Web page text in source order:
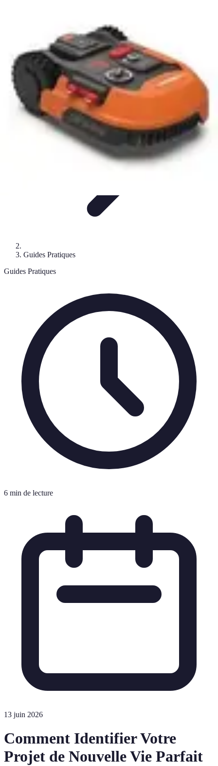
Projets Nouvelle Vie
Guides Pratiques
Guides Pratiques
6 min de lecture
13 juin 2026
Comment Identifier Votre
Projet de Nouvelle Vie Parfait